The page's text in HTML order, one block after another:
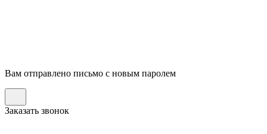
Вам отправлено письмо с новым паролем
Заказать звонок